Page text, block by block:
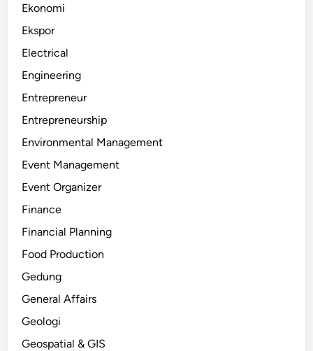
Ekonomi
Ekspor
Electrical
Engineering
Entrepreneur
Entrepreneurship
Environmental Management
Event Management
Event Organizer
Finance
Financial Planning
Food Production
Gedung
General Affairs
Geologi
Geospatial & GIS